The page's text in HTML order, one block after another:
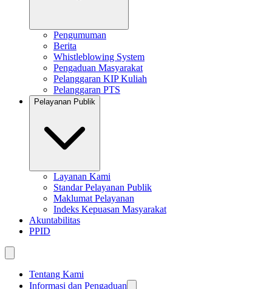
Pengumuman
Berita
Whistleblowing System
Pengaduan Masyarakat
Pelanggaran KIP Kuliah
Pelanggaran PTS
Pelayanan Publik
Layanan Kami
Standar Pelayanan Publik
Maklumat Pelayanan
Indeks Kepuasan Masyarakat
Akuntabilitas
PPID
Tentang Kami
Informasi dan Pengaduan